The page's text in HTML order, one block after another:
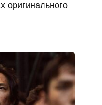
оригинального